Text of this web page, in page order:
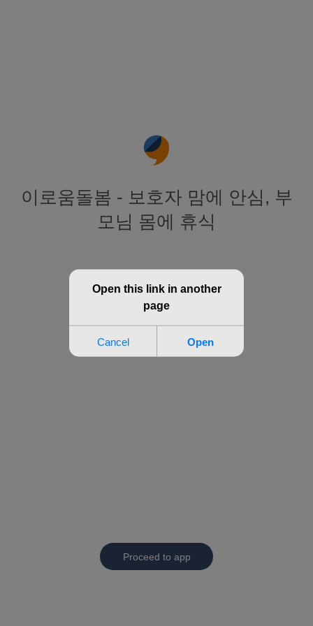
이로움돌봄 - 보호자 맘에 안심, 부
모님 몸에 휴식
Proceed to app